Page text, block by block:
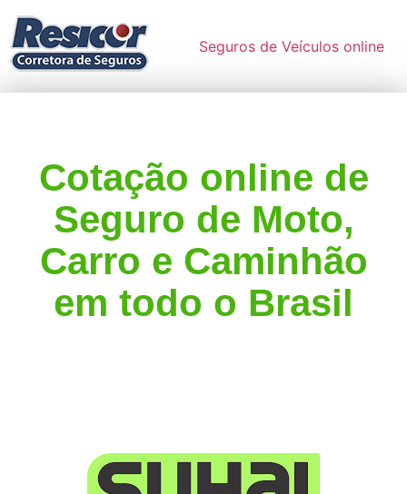
Seguros de Veículos online
Cotação online de
Seguro de Moto,
Carro e Caminhão
em todo o Brasil